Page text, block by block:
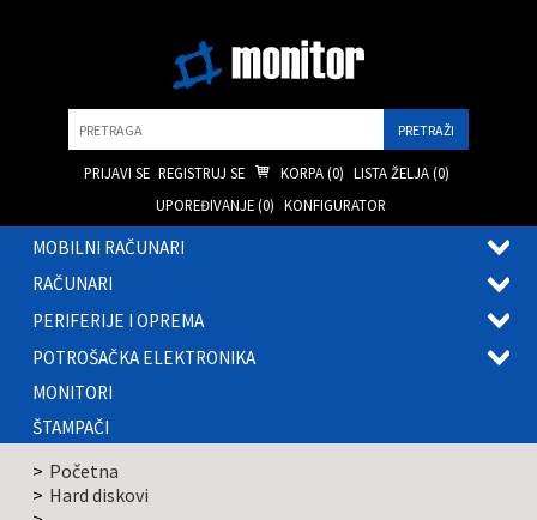
PRIJAVI SE REGISTRUJ SE KORPA (0) LISTA ŽELJA (0)
UPOREĐIVANJE (0) KONFIGURATOR
MOBILNI RAČUNARI
RAČUNARI
PERIFERIJE I OPREMA
POTROŠAČKA ELEKTRONIKA
MONITORI
ŠTAMPAČI
Početna
Hard diskovi